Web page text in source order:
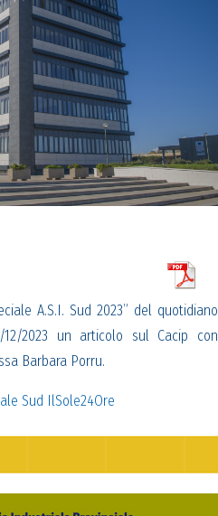
A.S.I. Sud 2023” del quotidiano
12/2023 un articolo sul Cacip con
Barbara Porru.
Sud IlSole24Ore